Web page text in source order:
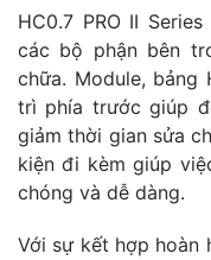
HC0.7 PRO II
các bộ phận bên
chữa. Module, bảng
trì phía trước giúp
giảm thời gian sửa
kiện đi kèm giúp
chóng và dễ dàng.
Với sự kết hợp hoàn